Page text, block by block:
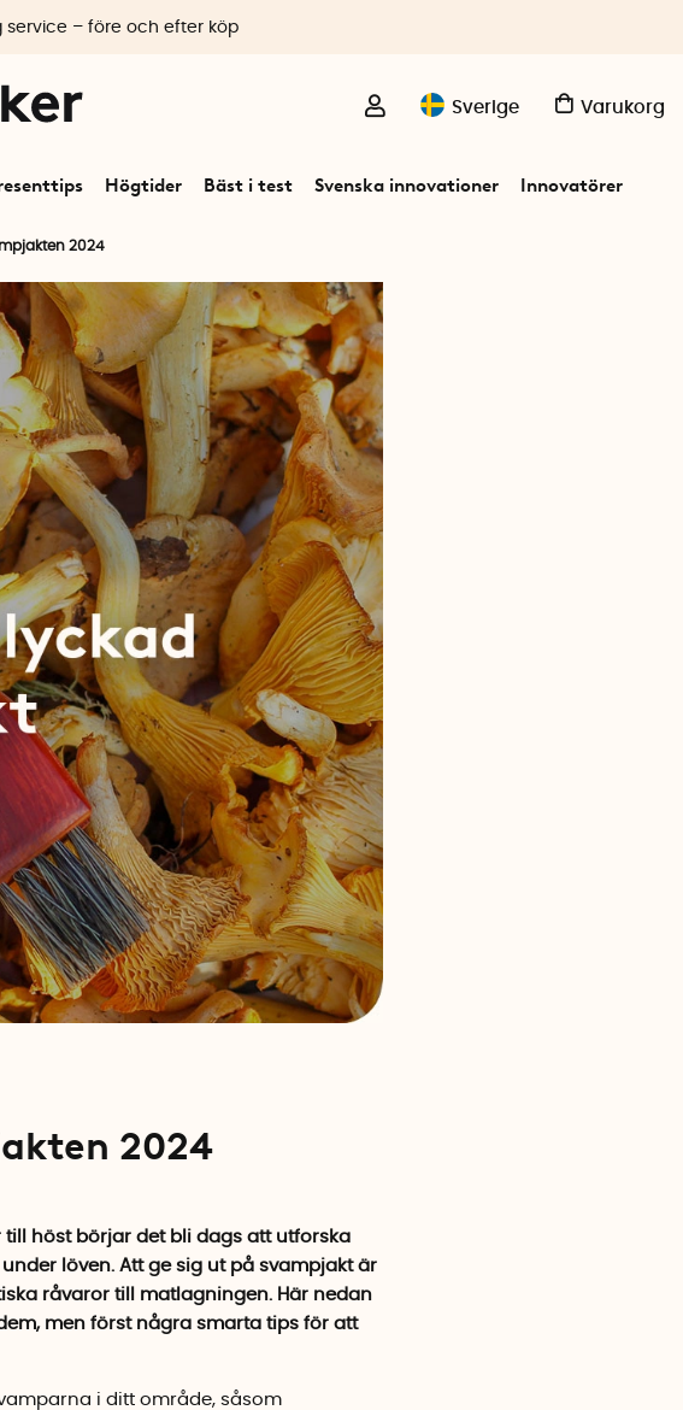
Sverige Varukorg
Högtider Bäst i test Svenska innovationer Innovatörer
service – före och efter köp
2024
2024
höst börjar det bli dags att utforska
löven. Att ge sig ut på svampjakt är
råvaror till matlagningen. Här nedan
men först några smarta tips för att
i ditt område, såsom